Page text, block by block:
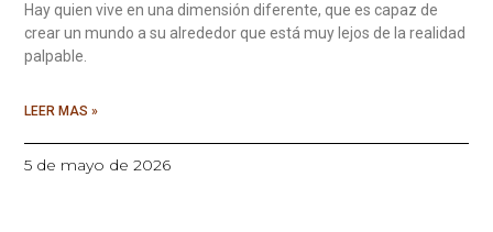
Hay quien vive en una dimensión diferente, que es capaz de
crear un mundo a su alrededor que está muy lejos de la realidad
palpable.
LEER MAS »
5 de mayo de 2026